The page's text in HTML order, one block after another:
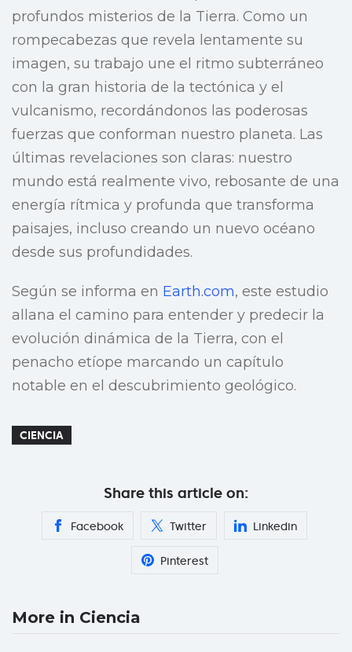
profundos misterios de la Tierra. Como un
rompecabezas que revela lentamente su
imagen, su trabajo une el ritmo subterráneo
con la gran historia de la tectónica y el
vulcanismo, recordándonos las poderosas
fuerzas que conforman nuestro planeta. Las
últimas revelaciones son claras: nuestro
mundo está realmente vivo, rebosante de una
energía rítmica y profunda que transforma
paisajes, incluso creando un nuevo océano
desde sus profundidades.
Según se informa en Earth.com, este estudio
allana el camino para entender y predecir la
evolución dinámica de la Tierra, con el
penacho etíope marcando un capítulo
notable en el descubrimiento geológico.
CIENCIA
Share this article on:
Facebook Twitter Linkedin
Pinterest
More in Ciencia